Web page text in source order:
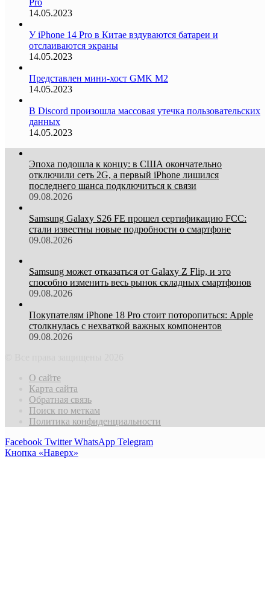
14.05.2023
У iPhone 14 Pro в Китае вздуваются батареи и
отслаиваются экраны
14.05.2023
Представлен мини-хост GMK M2
14.05.2023
В Discord произошла массовая утечка пользовательских
данных
14.05.2023
Эпоха подошла к концу: в США окончательно
отключили сеть 2G, а первый iPhone лишился
последнего шанса подключиться к связи
09.08.2026
Samsung Galaxy S26 FE прошел сертификацию FCC:
стали известны новые подробности о смартфоне
09.08.2026
Samsung может отказаться от Galaxy Z Flip, и это
способно изменить весь рынок складных смартфонов
09.08.2026
Покупателям iPhone 18 Pro стоит поторопиться: Apple
столкнулась с нехваткой важных компонентов
09.08.2026
О сайте
Карта сайта
Обратная связь
Поиск по меткам
Политика конфиденциальности
Facebook Twitter WhatsApp Telegram
Кнопка «Наверх»